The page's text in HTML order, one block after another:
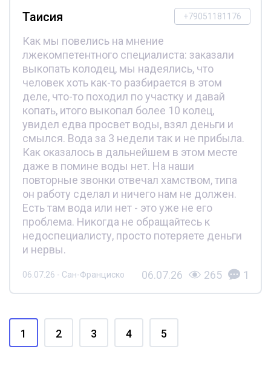
+79051181176
Таисия
Как мы повелись на мнение
лжекомпетентного специалиста: заказали
выкопать колодец, мы надеялись, что
человек хоть как-то разбирается в этом
деле, что-то походил по участку и давай
копать, итого выкопал более 10 колец,
увидел едва просвет воды, взял деньги и
смылся. Вода за 3 недели так и не прибыла.
Как оказалось в дальнейшем в этом месте
даже в помине воды нет. На наши
повторные звонки отвечал хамством, типа
он работу сделал и ничего нам не должен.
Есть там вода или нет - это уже не его
проблема. Никогда не обращайтесь к
недоспециалисту, просто потеряете деньги
и нервы.
06.07.26 - Сан-Франциско 06.07.26 265 1
1 2 3 4 5